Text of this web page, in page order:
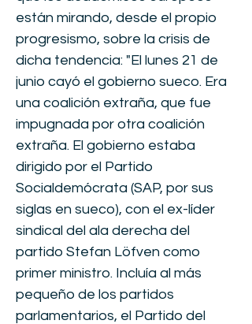
están mirando, desde el propio
progresismo, sobre la crisis de
dicha tendencia: "El lunes 21 de
junio cayó el gobierno sueco. Era
una coalición extraña, que fue
impugnada por otra coalición
extraña. El gobierno estaba
dirigido por el Partido
Socialdemócrata (SAP, por sus
siglas en sueco), con el ex-líder
sindical del ala derecha del
partido Stefan Löfven como
primer ministro. Incluía al más
pequeño de los partidos
parlamentarios, el Partido del